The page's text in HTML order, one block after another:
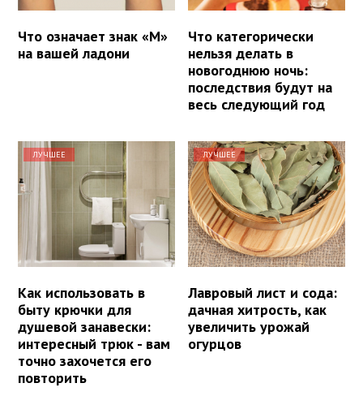
Что означает знак «М»
на вашей ладони
Что категорически
нельзя делать в
новогоднюю ночь:
последствия будут на
весь следующий год
ЛУЧШЕЕ
Как использовать в
быту крючки для
душевой занавески:
интересный трюк - вам
точно захочется его
повторить
ЛУЧШЕЕ
Лавровый лист и сода:
дачная хитрость, как
увеличить урожай
огурцов